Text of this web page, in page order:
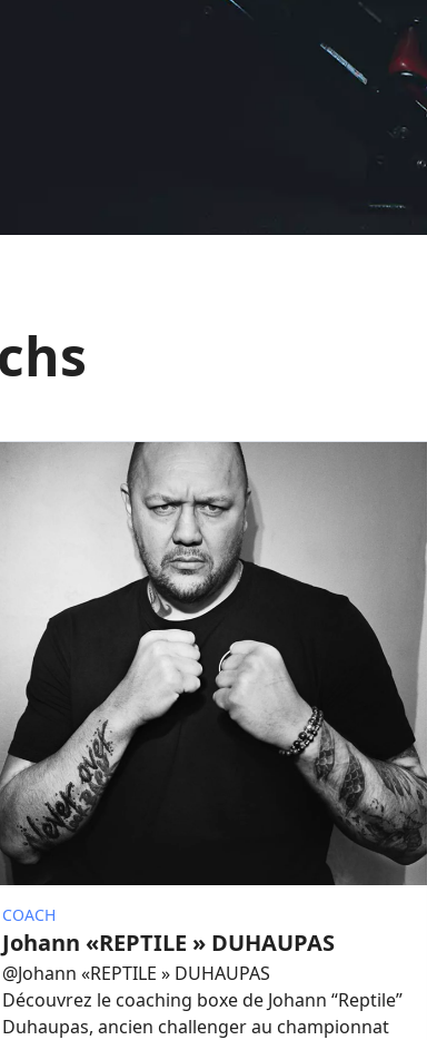
COACH
Johann «REPTILE » DUHAUPAS
@Johann «REPTILE » DUHAUPAS
Découvrez le coaching boxe de Johann “Reptile”
Duhaupas, ancien challenger au championnat